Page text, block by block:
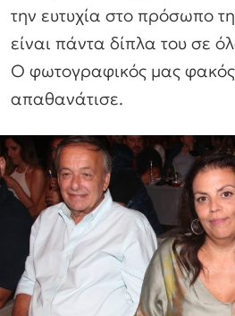
την ευτυχία στο πρόσωπο
είναι πάντα δίπλα του σε
Ο φωτογραφικός μας φακός
απαθανάτισε.